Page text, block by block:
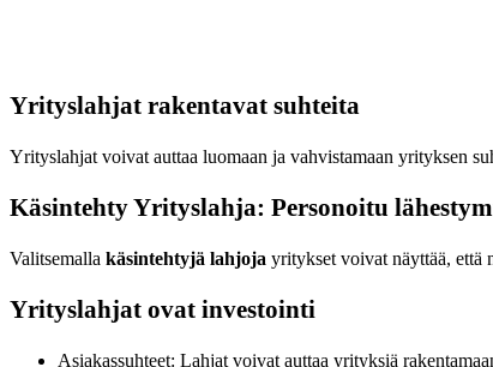
Yrityslahjat rakentavat suhteita
Yrityslahjat voivat auttaa luomaan ja vahvistamaan yrityksen
Käsintehty Yrityslahja: Personoitu
Valitsemalla käsintehtyjä lahjoja yritykset voivat näyttää, että
Yrityslahjat ovat investointi
Asiakassuhteet: Lahjat voivat auttaa yrityksiä